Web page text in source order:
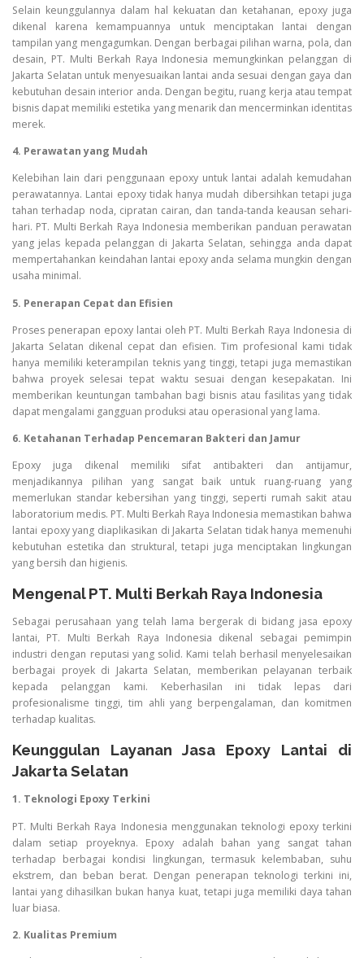
Selain keunggulannya dalam hal kekuatan dan ketahanan, epoxy juga
dikenal karena kemampuannya untuk menciptakan lantai dengan
tampilan yang mengagumkan. Dengan berbagai pilihan warna, pola, dan
desain, PT. Multi Berkah Raya Indonesia memungkinkan pelanggan di
Jakarta Selatan untuk menyesuaikan lantai anda sesuai dengan gaya dan
kebutuhan desain interior anda. Dengan begitu, ruang kerja atau tempat
bisnis dapat memiliki estetika yang menarik dan mencerminkan identitas
merek.
4. Perawatan yang Mudah
Kelebihan lain dari penggunaan epoxy untuk lantai adalah kemudahan
perawatannya. Lantai epoxy tidak hanya mudah dibersihkan tetapi juga
tahan terhadap noda, cipratan cairan, dan tanda-tanda keausan sehari-
hari. PT. Multi Berkah Raya Indonesia memberikan panduan perawatan
yang jelas kepada pelanggan di Jakarta Selatan, sehingga anda dapat
mempertahankan keindahan lantai epoxy anda selama mungkin dengan
usaha minimal.
5. Penerapan Cepat dan Efisien
Proses penerapan epoxy lantai oleh PT. Multi Berkah Raya Indonesia di
Jakarta Selatan dikenal cepat dan efisien. Tim profesional kami tidak
hanya memiliki keterampilan teknis yang tinggi, tetapi juga memastikan
bahwa proyek selesai tepat waktu sesuai dengan kesepakatan. Ini
memberikan keuntungan tambahan bagi bisnis atau fasilitas yang tidak
dapat mengalami gangguan produksi atau operasional yang lama.
6. Ketahanan Terhadap Pencemaran Bakteri dan Jamur
Epoxy juga dikenal memiliki sifat antibakteri dan antijamur,
menjadikannya pilihan yang sangat baik untuk ruang-ruang yang
memerlukan standar kebersihan yang tinggi, seperti rumah sakit atau
laboratorium medis. PT. Multi Berkah Raya Indonesia memastikan bahwa
lantai epoxy yang diaplikasikan di Jakarta Selatan tidak hanya memenuhi
kebutuhan estetika dan struktural, tetapi juga menciptakan lingkungan
yang bersih dan higienis.
Mengenal PT. Multi Berkah Raya Indonesia
Sebagai perusahaan yang telah lama bergerak di bidang jasa epoxy
lantai, PT. Multi Berkah Raya Indonesia dikenal sebagai pemimpin
industri dengan reputasi yang solid. Kami telah berhasil menyelesaikan
berbagai proyek di Jakarta Selatan, memberikan pelayanan terbaik
kepada pelanggan kami. Keberhasilan ini tidak lepas dari
profesionalisme tinggi, tim ahli yang berpengalaman, dan komitmen
terhadap kualitas.
Keunggulan Layanan Jasa Epoxy Lantai di
Jakarta Selatan
1. Teknologi Epoxy Terkini
PT. Multi Berkah Raya Indonesia menggunakan teknologi epoxy terkini
dalam setiap proyeknya. Epoxy adalah bahan yang sangat tahan
terhadap berbagai kondisi lingkungan, termasuk kelembaban, suhu
ekstrem, dan beban berat. Dengan penerapan teknologi terkini ini,
lantai yang dihasilkan bukan hanya kuat, tetapi juga memiliki daya tahan
luar biasa.
2. Kualitas Premium